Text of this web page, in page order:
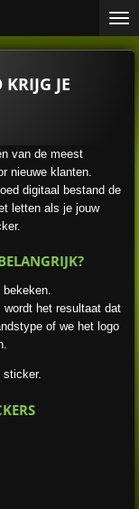
JE
van de meest
nieuwe klanten.
digitaal bestand de
letten als je jouw
het resultaat dat
of we het logo
sticker.